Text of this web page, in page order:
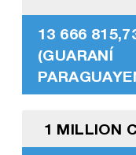
13 666
(GUARANÍ
1 MILLION